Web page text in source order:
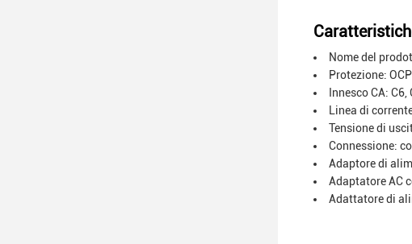
Nome del
Protezione:
Innesco CA:
Linea di
Tensione di
Connessione:
Adaptore di
Adaptatore AC
Adattatore di